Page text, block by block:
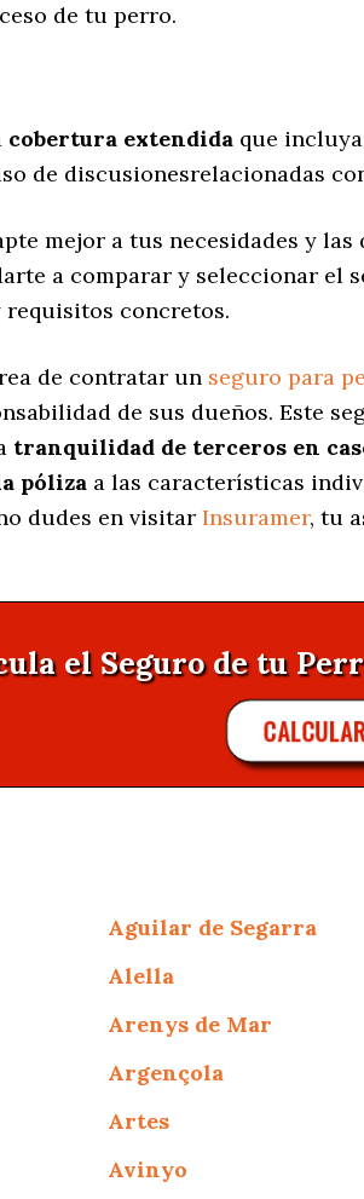
de tu perro.
cobertura extendida que
de discusionesrelacionadas
mejor a tus necesidades y
a comparar y seleccionar el
requisitos concretos.
de contratar un seguro para
de sus dueños. Este
tranquilidad de terceros en
póliza a las características
dudes en visitar Insuramer, tu
el Seguro de tu
Aguilar de Segarra
Alella
Arenys de Mar
Argençola
Artes
Avinyo